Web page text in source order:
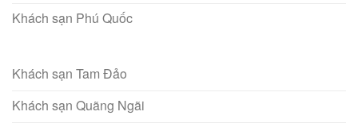
Khách sạn Phú Quốc
Khách sạn Tam Đảo
Khách sạn Quãng Ngãi